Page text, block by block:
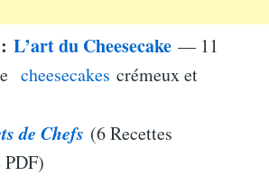
L’art du Cheesecake — 11
cheesecakes crémeux et
de Chefs (6 Recettes
PDF)